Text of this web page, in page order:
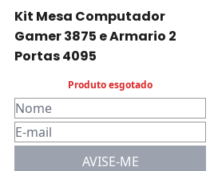
Kit Mesa Computador
Gamer 3875 e Armario 2
Portas 4095
Produto esgotado
AVISE-ME